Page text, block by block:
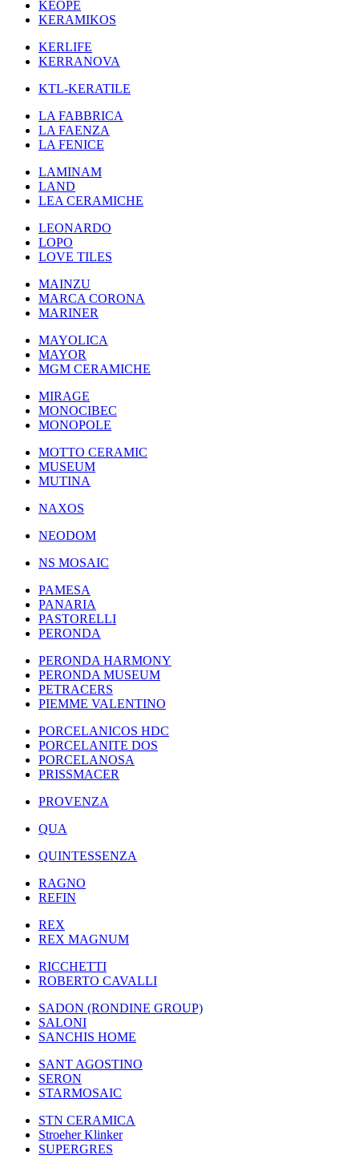
KEOPE
KERAMIKOS
KERLIFE
KERRANOVA
KTL-KERATILE
LA FABBRICA
LA FAENZA
LA FENICE
LAMINAM
LAND
LEA CERAMICHE
LEONARDO
LOPO
LOVE TILES
MAINZU
MARCA CORONA
MARINER
MAYOLICA
MAYOR
MGM CERAMICHE
MIRAGE
MONOCIBEC
MONOPOLE
MOTTO CERAMIC
MUSEUM
MUTINA
NAXOS
NEODOM
NS MOSAIC
PAMESA
PANARIA
PASTORELLI
PERONDA
PERONDA HARMONY
PERONDA MUSEUM
PETRACERS
PIEMME VALENTINO
PORCELANICOS HDC
PORCELANITE DOS
PORCELANOSA
PRISSMACER
PROVENZA
QUA
QUINTESSENZA
RAGNO
REFIN
REX
REX MAGNUM
RICCHETTI
ROBERTO CAVALLI
SADON (RONDINE GROUP)
SALONI
SANCHIS HOME
SANT AGOSTINO
SERON
STARMOSAIC
STN CERAMICA
Stroeher Klinker
SUPERGRES